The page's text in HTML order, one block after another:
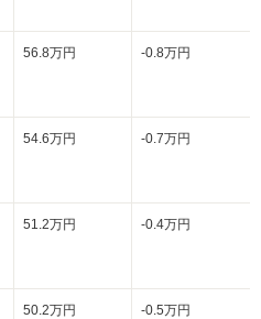
56.8万円 -0.8万円
54.6万円 -0.7万円
51.2万円 -0.4万円
50.2万円 -0.5万円